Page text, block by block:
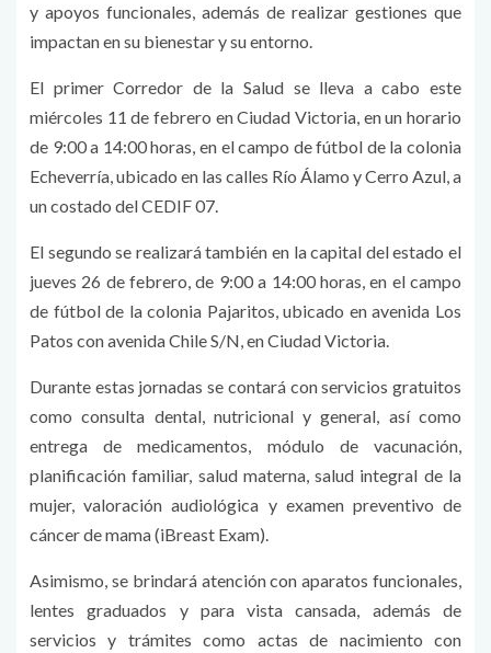
y apoyos funcionales, además de realizar gestiones que
impactan en su bienestar y su entorno.
El primer Corredor de la Salud se lleva a cabo este
miércoles 11 de febrero en Ciudad Victoria, en un horario
de 9:00 a 14:00 horas, en el campo de fútbol de la colonia
Echeverría, ubicado en las calles Río Álamo y Cerro Azul, a
un costado del CEDIF 07.
El segundo se realizará también en la capital del estado el
jueves 26 de febrero, de 9:00 a 14:00 horas, en el campo
de fútbol de la colonia Pajaritos, ubicado en avenida Los
Patos con avenida Chile S/N, en Ciudad Victoria.
Durante estas jornadas se contará con servicios gratuitos
como consulta dental, nutricional y general, así como
entrega de medicamentos, módulo de vacunación,
planificación familiar, salud materna, salud integral de la
mujer, valoración audiológica y examen preventivo de
cáncer de mama (iBreast Exam).
Asimismo, se brindará atención con aparatos funcionales,
lentes graduados y para vista cansada, además de
servicios y trámites como actas de nacimiento con